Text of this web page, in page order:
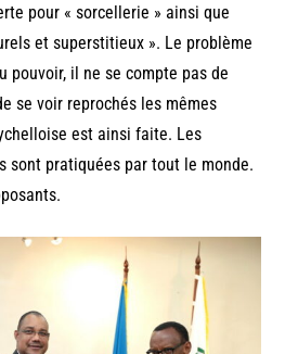
pour « sorcellerie » ainsi que
et superstitieux ». Le problème
pouvoir, il ne se compte pas de
se voir reprochés les mêmes
est ainsi faite. Les
sont pratiquées par tout le monde.